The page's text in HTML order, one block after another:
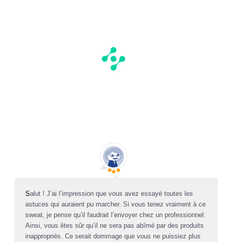
Salut ! J’ai l’impression que vous avez essayé toutes les
astuces qui auraient pu marcher. Si vous tenez vraiment à ce
sweat, je pense qu’il faudrait l’envoyer chez un professionnel.
Ainsi, vous êtes sûr qu’il ne sera pas abîmé par des produits
inappropriés. Ce serait dommage que vous ne puissiez plus